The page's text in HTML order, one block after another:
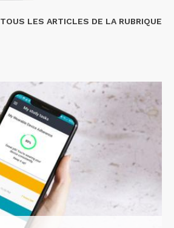
TOUS LES ARTICLES DE LA RUBRIQUE